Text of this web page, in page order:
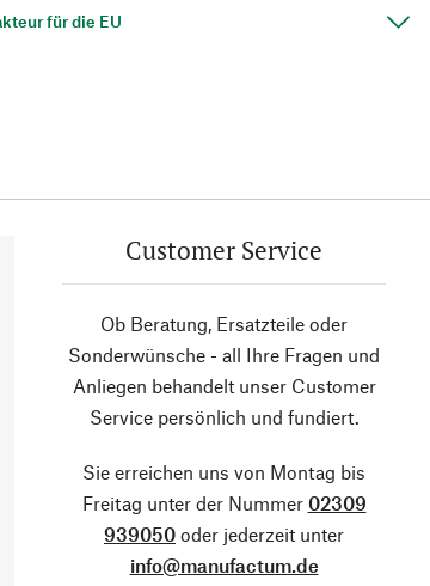
für die EU
Customer Service
Ob Beratung, Ersatzteile oder
Sonderwünsche - all Ihre Fragen und
Anliegen behandelt unser Customer
Service persönlich und fundiert.
Sie erreichen uns von Montag bis
Freitag unter der Nummer 02309
939050 oder jederzeit unter
info@manufactum.de